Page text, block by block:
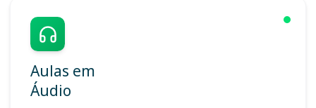
Aulas em
Áudio